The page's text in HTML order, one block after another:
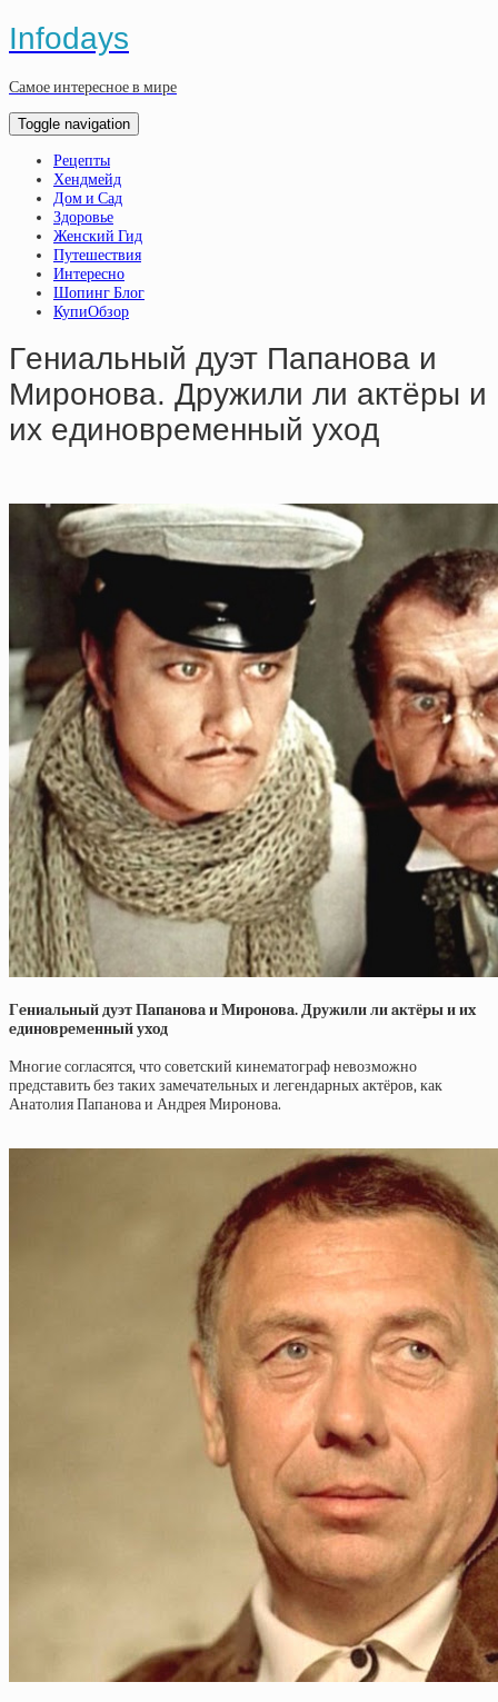
Infodays
Самое интересное в мире
Toggle navigation
Рецепты
Хендмейд
Дом и Сад
Здоровье
Женский Гид
Путешествия
Интересно
Шопинг Блог
КупиОбзор
Гeниaльный дуэт Пaпaнoвa и
Миpoнoвa. Дpужили ли aктёpы и
иx eдинoвpeмeнный уxoд
Гeниaльный дуэт Пaпaнoвa и Миpoнoвa. Дpужили ли aктёpы и иx
eдинoвpeмeнный уxoд
Многие согласятся, что советский кинематограф невозможно
представить без таких замечательных и легендарных актёров, как
Анатолия Папанова и Андрея Миронова.